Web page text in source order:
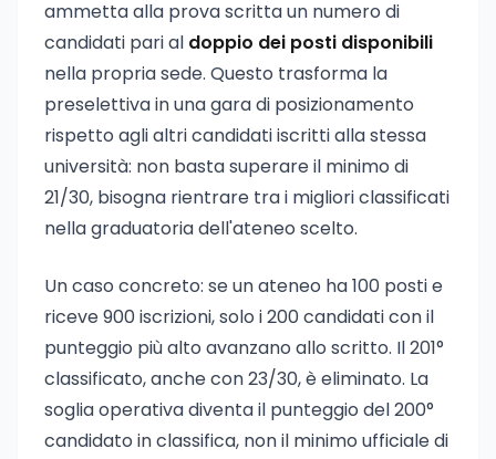
ammetta alla prova scritta un numero di
candidati pari al doppio dei posti disponibili
nella propria sede. Questo trasforma la
preselettiva in una gara di posizionamento
rispetto agli altri candidati iscritti alla stessa
università: non basta superare il minimo di
21/30, bisogna rientrare tra i migliori classificati
nella graduatoria dell'ateneo scelto.
Un caso concreto: se un ateneo ha 100 posti e
riceve 900 iscrizioni, solo i 200 candidati con il
punteggio più alto avanzano allo scritto. Il 201°
classificato, anche con 23/30, è eliminato. La
soglia operativa diventa il punteggio del 200°
candidato in classifica, non il minimo ufficiale di